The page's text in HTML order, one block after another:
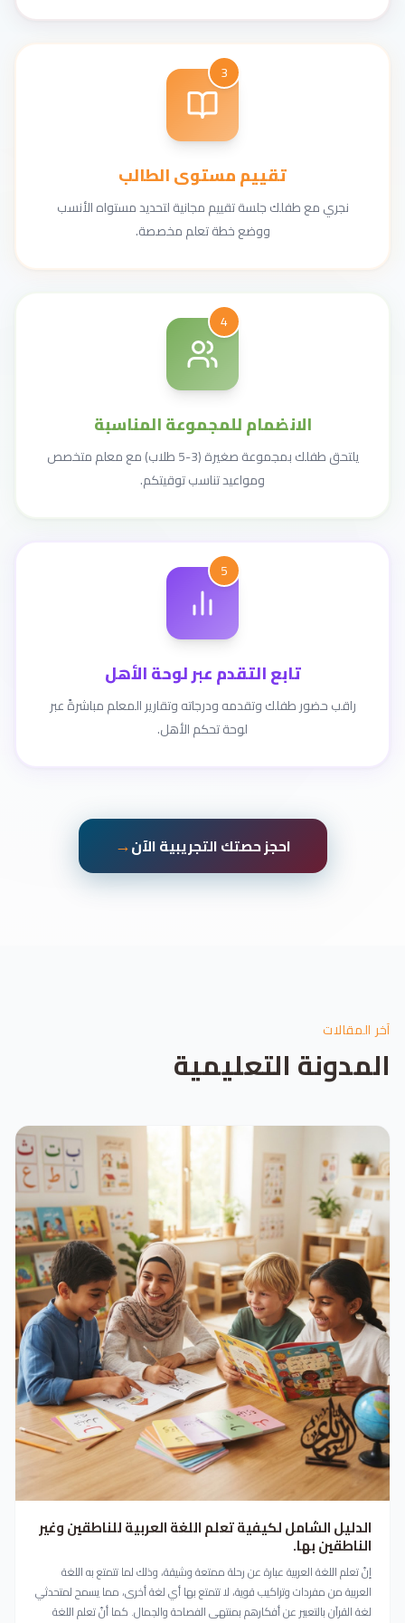
3
تقييم مستوى الطالب
نجري مع طفلك جلسة تقييم مجانية لتحديد مستواه الأنسب
ووضع خطة تعلم مخصصة.
4
الانضمام للمجموعة المناسبة
يلتحق طفلك بمجموعة صغيرة (3-5 طلاب) مع معلم متخصص
ومواعيد تناسب توقيتكم.
5
تابع التقدم عبر لوحة الأهل
راقب حضور طفلك وتقدمه ودرجاته وتقارير المعلم مباشرةً عبر
لوحة تحكم الأهل.
احجز حصتك التجريبية الآن→
آخر المقالات
المدونة التعليمية
الدليل الشامل لكيفية تعلم اللغة العربية للناطقين وغير
الناطقين بها.
إنّ تعلم اللغة العربية عبارة عن رحلة ممتعة وشيقة، وذلك لما تتمتع به اللغة
العربية من مفردات وتراكيب قوية، لا تتمتع بها أي لغة أخرى، مما يسمح لمتحدثي
لغة القرآن بالتعبير عن أفكارهم بمنتهى الفصاحة والجمال. كما أنّ تعلم اللغة